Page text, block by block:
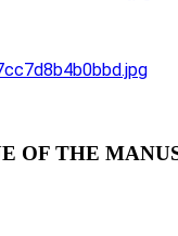
OF THE